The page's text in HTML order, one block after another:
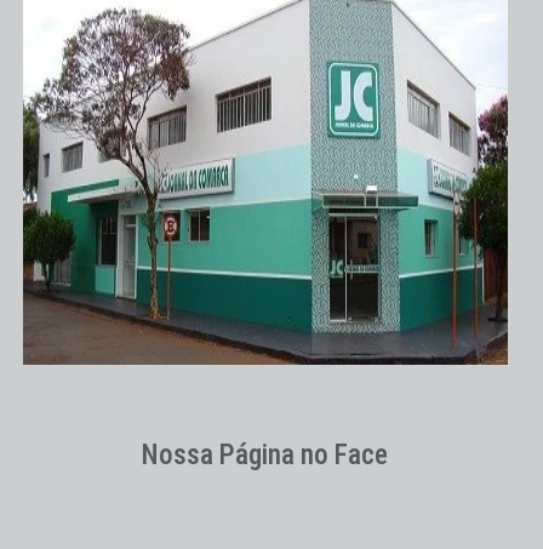
Nossa Página no Face